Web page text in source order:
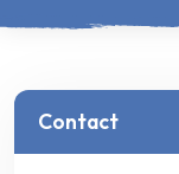
Contact